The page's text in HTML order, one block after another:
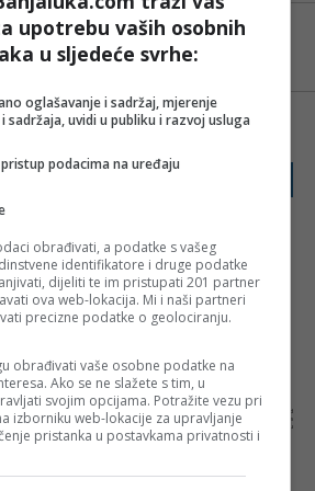
i putem aplikacije za
Android
Kopirati
Prikaži komentare
autora, a ne nužno i stavove internet portala Banjaluka.com. Molimo korisnike da se suzdrže od
zadržava pravo da obriše komentar bez najave i objašnjenja. Zbog velikog broja
koji krše pravila. Kao čitalac takođe prihvatate mogućnost da među komentarima mogu
vjerskim, moralnim i drugim načelima i uvjerenjima.
upotrebu vaših osobnih
u sljedeće svrhe:
oglašavanje i sadržaj, mjerenje
sadržaja, uvidi u publiku i razvoj usluga
podacima na uređaju
obrađivati, a podatke s vašeg
identifikatore i druge podatke
dijeliti te im pristupati 201 partner
ova web-lokacija. Mi i naši partneri
precizne podatke o geolociranju.
obrađivati vaše osobne podatke na
Ako se ne slažete s tim, u
svojim opcijama. Potražite vezu pri
izborniku web-lokacije za upravljanje
pristanka u postavkama privatnosti i